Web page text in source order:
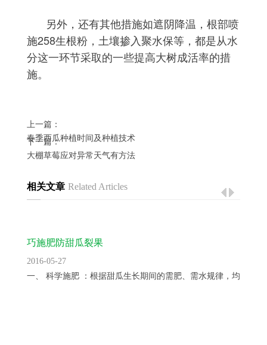
另外，还有其他措施如遮阴降温，根部喷
施258生根粉，土壤掺入聚水保等，都是从水
分这一环节采取的一些提高大树成活率的措
施。
上一篇：
春季西瓜种植时间及种植技术
下一篇：
大棚草莓应对异常天气有方法
相关文章 Related Articles
巧施肥防甜瓜裂果
2016-05-27
一、 科学施肥 ：根据甜瓜生长期间的需肥、需水规律，均衡供...